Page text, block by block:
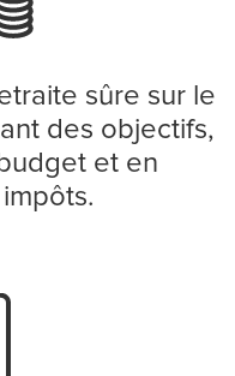
sûre sur le
des objectifs,
et en